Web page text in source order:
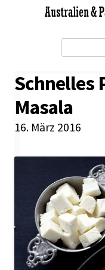
Schnelles
Masala
16. März 2016